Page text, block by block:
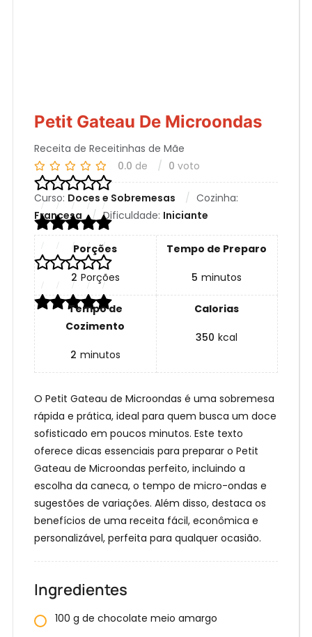
Petit Gateau De Microondas
Receita de Receitinhas de Mãe
0.0 de 0 voto
Curso: Doces e Sobremesas
Cozinha:
Francesa
Dificuldade: Iniciante
Porções
2 Porções
Tempo de Preparo
5 minutos
Tempo de
Cozimento
2 minutos
Calorias
350 kcal
O Petit Gateau de Microondas é uma sobremesa
rápida e prática, ideal para quem busca um doce
sofisticado em poucos minutos. Este texto
oferece dicas essenciais para preparar o Petit
Gateau de Microondas perfeito, incluindo a
escolha da caneca, o tempo de micro-ondas e
sugestões de variações. Além disso, destaca os
benefícios de uma receita fácil, econômica e
personalizável, perfeita para qualquer ocasião.
Ingredientes
100 g de chocolate meio amargo